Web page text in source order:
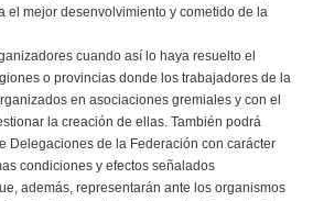
el mejor desenvolvimiento y cometido de la
cuando así lo haya resuelto el
o provincias donde los trabajadores de la
en asociaciones gremiales y con el
la creación de ellas. También podrá
Delegaciones de la Federación con carácter
condiciones y efectos señalados
además, representarán ante los organismos